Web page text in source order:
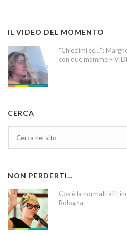
IL VIDEO DEL MOMENTO
“Chiedimi se…”:
con due mamme –
CERCA
NON PERDERTI…
Cos’è la normalità?
Bologna